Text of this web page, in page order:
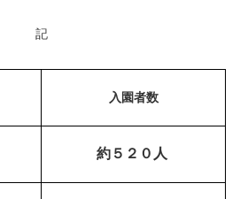
記
入園者数
約５２０人